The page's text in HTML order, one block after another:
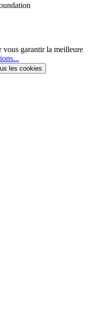
vous garantir la meilleure
les cookies